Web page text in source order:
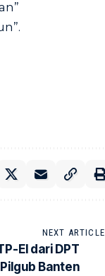
NEXT ARTICLE
El dari DPT
Pilgub Banten